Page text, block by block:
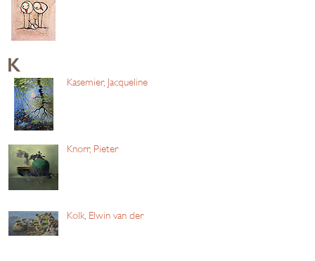
K
Kasemier, Jacqueline
Knorr, Pieter
Kolk, Elwin van der